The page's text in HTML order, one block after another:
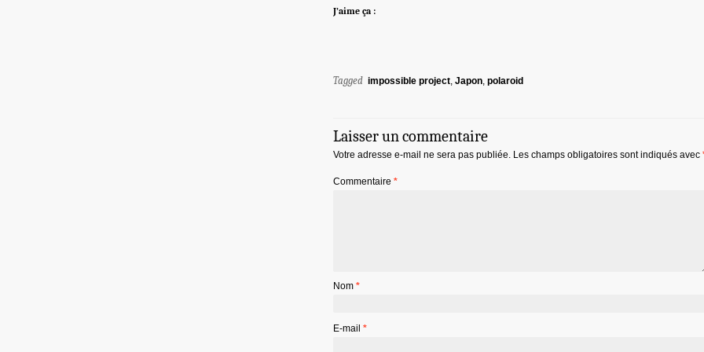
J’aime ça :
Tagged impossible project Japon polaroid
Laisser un commentaire
Votre adresse e-mail ne sera pas publiée. Les champs obligatoires sont indiqués avec
Commentaire *
Nom *
E-mail *